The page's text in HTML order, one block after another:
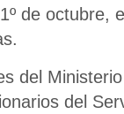
de octubre,
del
del